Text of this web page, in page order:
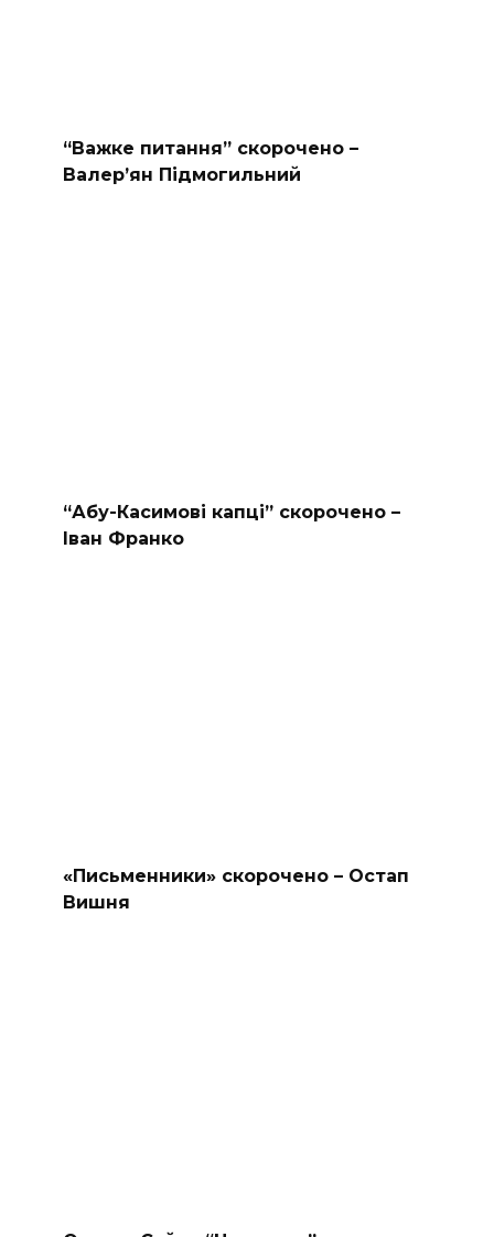
“Важке питання” скорочено –
Валер’ян Підмогильний
“Абу-Касимові капці” скорочено –
Іван Франко
«Письменники» скорочено – Остап
Вишня